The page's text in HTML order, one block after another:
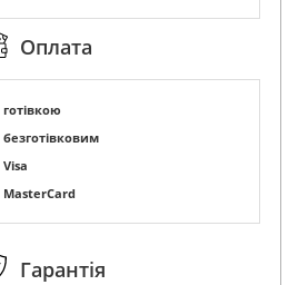
Оплата
готівкою
безготівковим
Visa
MasterCard
Гарантія